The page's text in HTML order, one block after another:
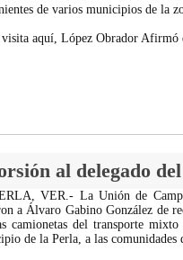
de varios municipios de la
aquí, López Obrador Afirmó
al delegado
VER.- La Unión de
a Álvaro Gabino González de
camionetas del transporte
de la Perla, a las comunidades